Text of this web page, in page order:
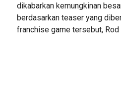
dikabarkan kemungkinan
berdasarkan teaser yang
franchise game tersebut, Rod